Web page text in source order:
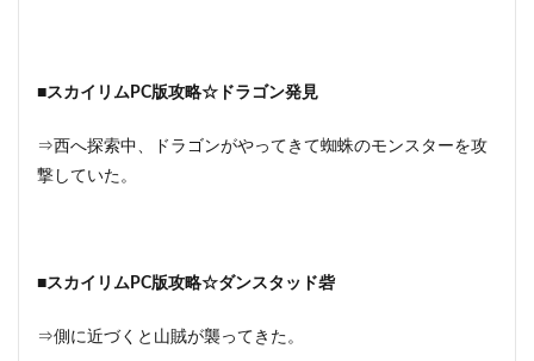
■スカイリムPC版攻略☆ドラゴン発見
⇒西へ探索中、ドラゴンがやってきて蜘蛛のモンスターを攻
撃していた。
■スカイリムPC版攻略☆ダンスタッド砦
⇒側に近づくと山賊が襲ってきた。